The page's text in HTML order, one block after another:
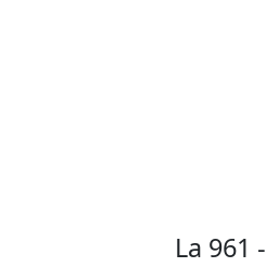
La 961